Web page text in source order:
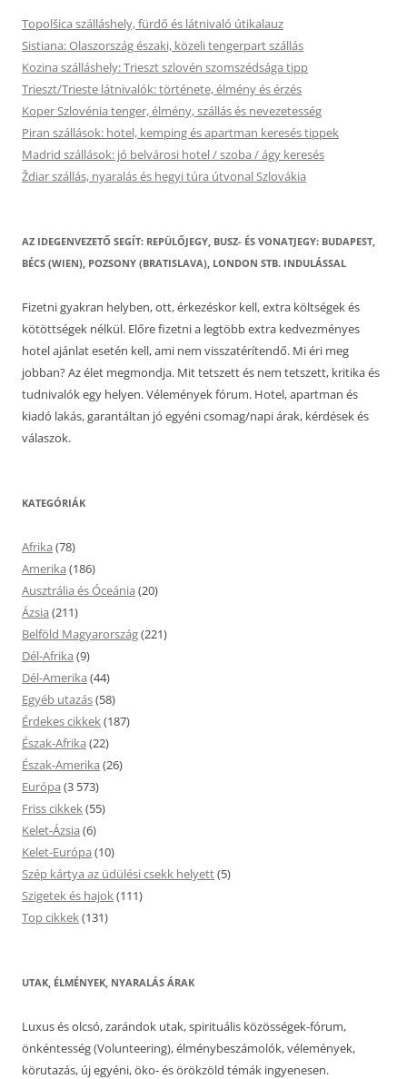
Topolšica szálláshely, fürdő és látnivaló útikalauz
Sistiana: Olaszország északi, közeli tengerpart szállás
Kozina szálláshely: Trieszt szlovén szomszédsága tipp
Trieszt/Trieste látnivalók: története, élmény és érzés
Koper Szlovénia tenger, élmény, szállás és nevezetesség
Piran szállások: hotel, kemping és apartman keresés tippek
Madrid szállások: jó belvárosi hotel / szoba / ágy keresés
Ždiar szállás, nyaralás és hegyi túra útvonal Szlovákia
AZ IDEGENVEZETŐ SEGÍT: REPÜLŐJEGY, BUSZ- ÉS VONATJEGY: BUDAPEST,
BÉCS (WIEN), POZSONY (BRATISLAVA), LONDON STB. INDULÁSSAL
Fizetni gyakran helyben, ott, érkezéskor kell, extra költségek és
kötöttségek nélkül. Előre fizetni a legtöbb extra kedvezményes
hotel ajánlat esetén kell, ami nem visszatérítendő. Mi éri meg
jobban? Az élet megmondja. Mit tetszett és nem tetszett, kritika és
tudnivalók egy helyen. Vélemények fórum. Hotel, apartman és
kiadó lakás, garantáltan jó egyéni csomag/napi árak, kérdések és
válaszok.
KATEGÓRIÁK
Afrika (78)
Amerika (186)
Ausztrália és Óceánia (20)
Ázsia (211)
Belföld Magyarország(221)
Dél-Afrika (9)
Dél-Amerika (44)
Egyéb utazás(58)
Érdekes cikkek(187)
Észak-Afrika (22)
Észak-Amerika (26)
Európa (3 573)
Friss cikkek(55)
Kelet-Ázsia (6)
Kelet-Európa (10)
Szép kártya az üdülési csekk helyett(5)
Szigetek és hajok(111)
Top cikkek(131)
UTAK, ÉLMÉNYEK, NYARALÁS ÁRAK
Luxus és olcsó, zarándok utak, spirituális közösségek-fórum,
önkéntesség (Volunteering), élménybeszámolók, vélemények,
körutazás, új egyéni, öko- és örökzöld témák ingyenesen.